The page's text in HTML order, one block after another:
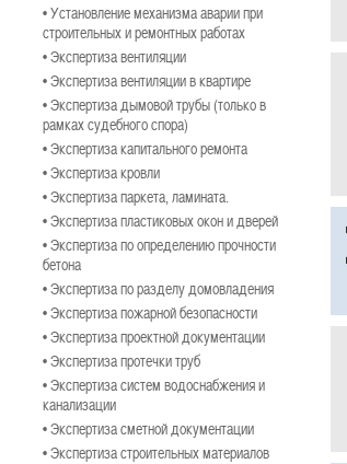
• Установление механизма аварии при
строительных и ремонтных работах
• Экспертиза вентиляции
• Экспертиза вентиляции в квартире
• Экспертиза дымовой трубы (только в
рамках судебного спора)
• Экспертиза капитального ремонта
• Экспертиза кровли
• Экспертиза паркета, ламината.
• Экспертиза пластиковых окон и дверей
• Экспертиза по определению прочности
бетона
• Экспертиза по разделу домовладения
• Экспертиза пожарной безопасности
• Экспертиза проектной документации
• Экспертиза протечки труб
• Экспертиза систем водоснабжения и
канализации
• Экспертиза сметной документации
• Экспертиза строительных материалов